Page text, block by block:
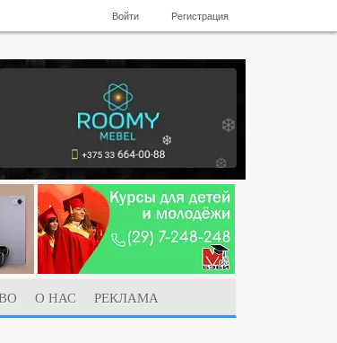
Войти Регистрация
О НАС
РЕКЛАМА